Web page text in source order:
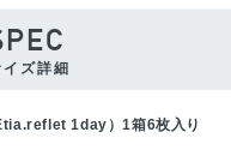
イズ詳細
1day）1箱6枚入り